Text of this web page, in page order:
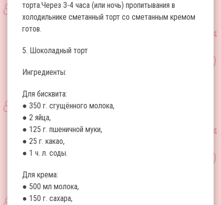
торта.Через 3-4 часа (или ночь) пропитывания в
холодильнике сметанный торт со сметанным кремом
готов.
5. Шоколадный торт
Ингредиенты:
Для бисквита:
● 350 г. сгущённого молока,
● 2 яйца,
● 125 г. пшеничной муки,
● 25 г. какао,
● 1 ч. л. соды.
Для крема:
● 500 мл молока,
● 150 г. сахара,